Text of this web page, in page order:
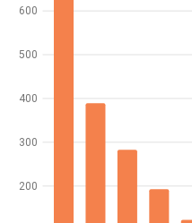
200
300
400
500
600